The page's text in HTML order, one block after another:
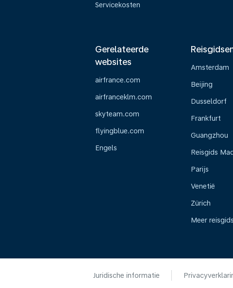
Servicekosten
Gerelateerde
websites
airfrance.com
airfranceklm.com
skyteam.com
flyingblue.com
Engels
Amsterdam
Beijing
Dusseldorf
Frankfurt
Guangzhou
Reisgids
Parijs
Venetië
Zürich
Meer
Juridische informatie